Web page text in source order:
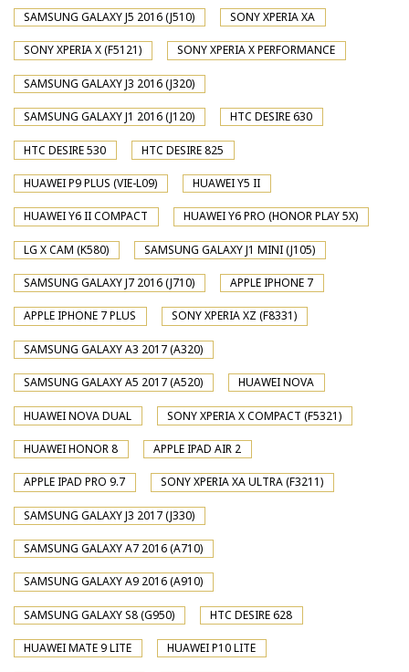
SAMSUNG GALAXY J5 2016 (J510) SONY XPERIA XA
SONY XPERIA X (F5121) SONY XPERIA X PERFORMANCE
SAMSUNG GALAXY J3 2016 (J320)
SAMSUNG GALAXY J1 2016 (J120) HTC DESIRE 630
HTC DESIRE 530 HTC DESIRE 825
HUAWEI P9 PLUS (VIE-L09) HUAWEI Y5 II
HUAWEI Y6 II COMPACT HUAWEI Y6 PRO (HONOR PLAY 5X)
LG X CAM (K580) SAMSUNG GALAXY J1 MINI (J105)
SAMSUNG GALAXY J7 2016 (J710) APPLE IPHONE 7
APPLE IPHONE 7 PLUS SONY XPERIA XZ (F8331)
SAMSUNG GALAXY A3 2017 (A320)
SAMSUNG GALAXY A5 2017 (A520) HUAWEI NOVA
HUAWEI NOVA DUAL SONY XPERIA X COMPACT (F5321)
HUAWEI HONOR 8 APPLE IPAD AIR 2
APPLE IPAD PRO 9.7 SONY XPERIA XA ULTRA (F3211)
SAMSUNG GALAXY J3 2017 (J330)
SAMSUNG GALAXY A7 2016 (A710)
SAMSUNG GALAXY A9 2016 (A910)
SAMSUNG GALAXY S8 (G950) HTC DESIRE 628
HUAWEI MATE 9 LITE HUAWEI P10 LITE